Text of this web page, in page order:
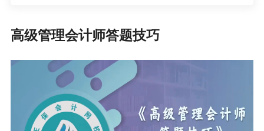
报考须知 ▏2021年12月初级管理会计师考试
高级管理会计师答题技巧